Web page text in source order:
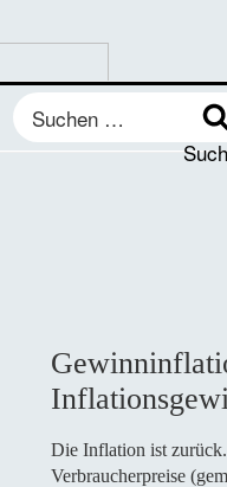
Suchen
nach:
Die Inflation ist
Verbraucherpreise